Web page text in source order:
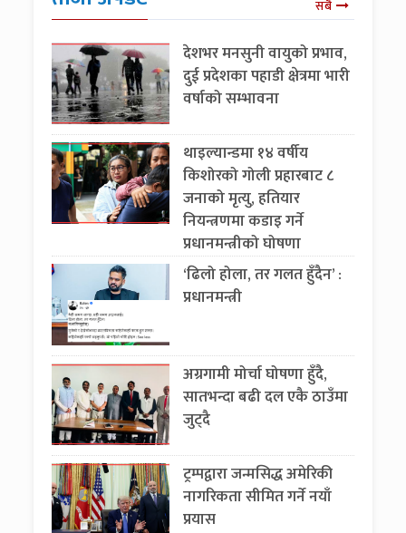
सबै
देशभर मनसुनी वायुको प्रभाव,
दुई प्रदेशका पहाडी क्षेत्रमा भारी
वर्षाको सम्भावना
थाइल्यान्डमा १४ वर्षीय
किशोरको गोली प्रहारबाट ८
जनाको मृत्यु, हतियार
नियन्त्रणमा कडाइ गर्ने
प्रधानमन्त्रीको घोषणा
‘ढिलो होला, तर गलत हुँदैन’ :
प्रधानमन्त्री
अग्रगामी मोर्चा घोषणा हुँदै,
सातभन्दा बढी दल एकै ठाउँमा
जुट्दै
ट्रम्पद्वारा जन्मसिद्ध अमेरिकी
नागरिकता सीमित गर्ने नयाँ
प्रयास